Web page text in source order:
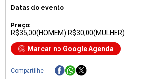
Datas do evento
Preço:
R$35,00(HOMEM) R$30,00(MULHER)
Marcar no Google Agenda
Compartilhe